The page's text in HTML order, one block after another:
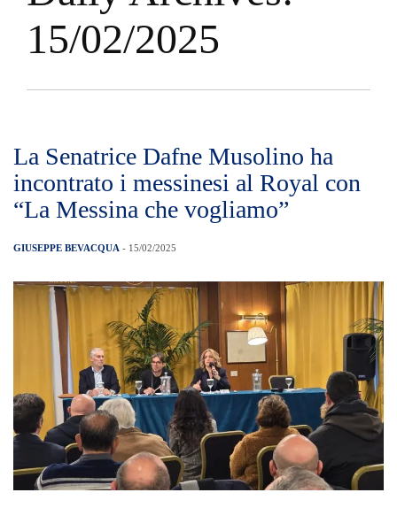
15/02/2025
La Senatrice Dafne Musolino ha
incontrato i messinesi al Royal con
“La Messina che vogliamo”
GIUSEPPE BEVACQUA - 15/02/2025